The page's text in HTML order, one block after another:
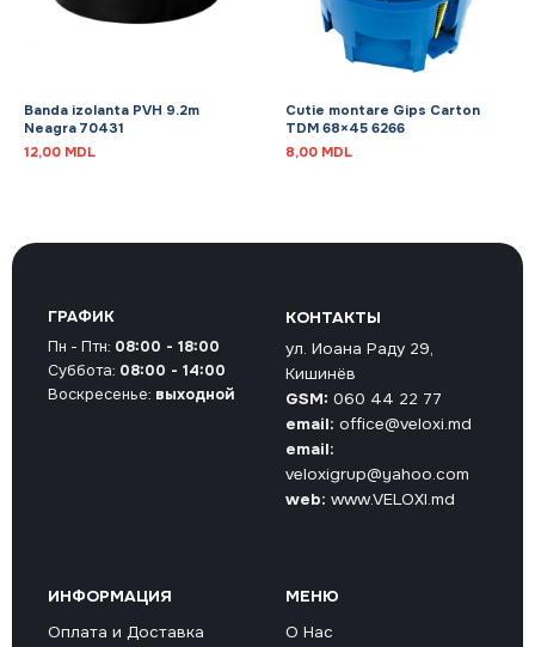
Banda izolanta PVH 9.2m
Neagra 70431
12,00 MDL
Cutie montare Gips Carton
TDM 68×45 6266
8,00 MDL
КОНТАКТЫ
ул. Иоана Раду 29,
Кишинёв
GSM: 060 44 22 77
email: office@veloxi.md
email:
veloxigrup@yahoo.com
web: www.VELOXI.md
ИНФОРМАЦИЯ
Оплата и Доставка
МЕНЮ
О Нас
ГРАФИК
Пн - Птн: 08:00 - 18:00
Суббота: 08:00 - 14:00
Воскресенье: выходной